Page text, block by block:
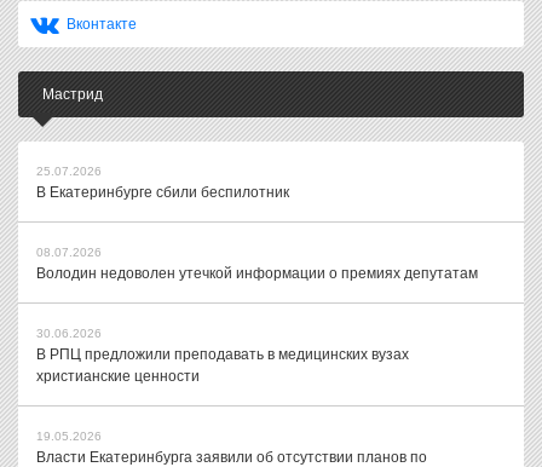
Вконтакте
Мастрид
25.07.2026
В Екатеринбурге сбили беспилотник
08.07.2026
Володин недоволен утечкой информации о премиях депутатам
30.06.2026
В РПЦ предложили преподавать в медицинских вузах
христианские ценности
19.05.2026
Власти Екатеринбурга заявили об отсутствии планов по